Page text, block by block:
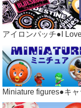
アイロンパッチ●I
Miniature figures●キ